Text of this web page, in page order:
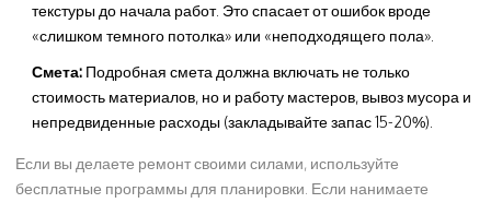
текстуры до начала работ. Это спасает от ошибок вроде
«слишком темного потолка» или «неподходящего пола».
Смета: Подробная смета должна включать не только
стоимость материалов, но и работу мастеров, вывоз мусора и
непредвиденные расходы (закладывайте запас 15-20%).
Если вы делаете ремонт своими силами, используйте
бесплатные программы для планировки. Если нанимаете